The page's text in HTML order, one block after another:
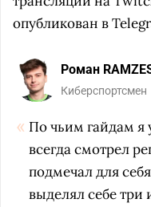
опубликован в
Роман
Киберспортсмен
По чьим гайдам я
всегда смотрел
подмечал для
выделял себе три